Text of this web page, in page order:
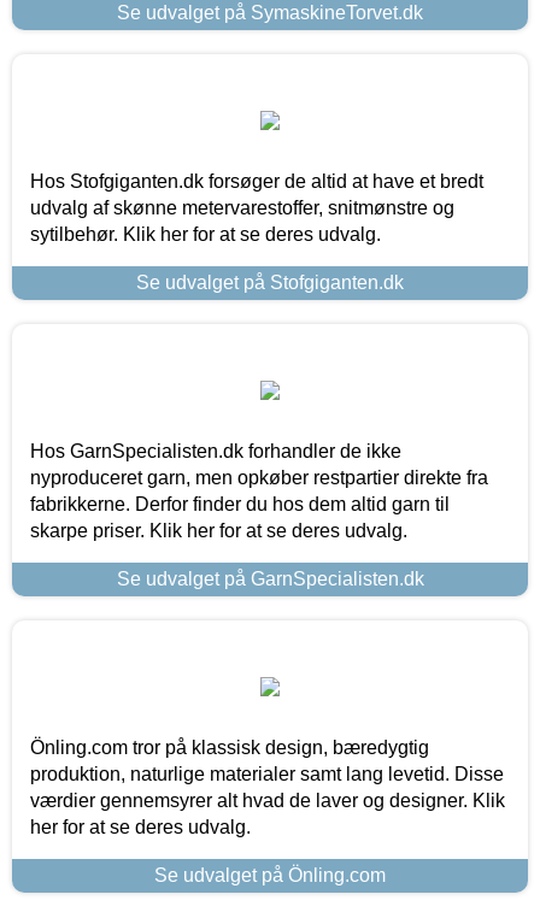
Se udvalget på SymaskineTorvet.dk
Hos Stofgiganten.dk forsøger de altid at have et bredt
udvalg af skønne metervarestoffer, snitmønstre og
sytilbehør. Klik her for at se deres udvalg.
Se udvalget på Stofgiganten.dk
Hos GarnSpecialisten.dk forhandler de ikke
nyproduceret garn, men opkøber restpartier direkte fra
fabrikkerne. Derfor finder du hos dem altid garn til
skarpe priser. Klik her for at se deres udvalg.
Se udvalget på GarnSpecialisten.dk
Önling.com tror på klassisk design, bæredygtig
produktion, naturlige materialer samt lang levetid. Disse
værdier gennemsyrer alt hvad de laver og designer. Klik
her for at se deres udvalg.
Se udvalget på Önling.com